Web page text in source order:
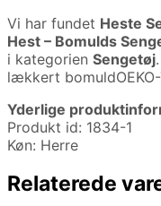
Vi har fundet Heste
Hest – Bomulds
i kategorien Sengetøj
lækkert
Yderlige
Produkt id: 1834-1
Køn: Herre
Relaterede